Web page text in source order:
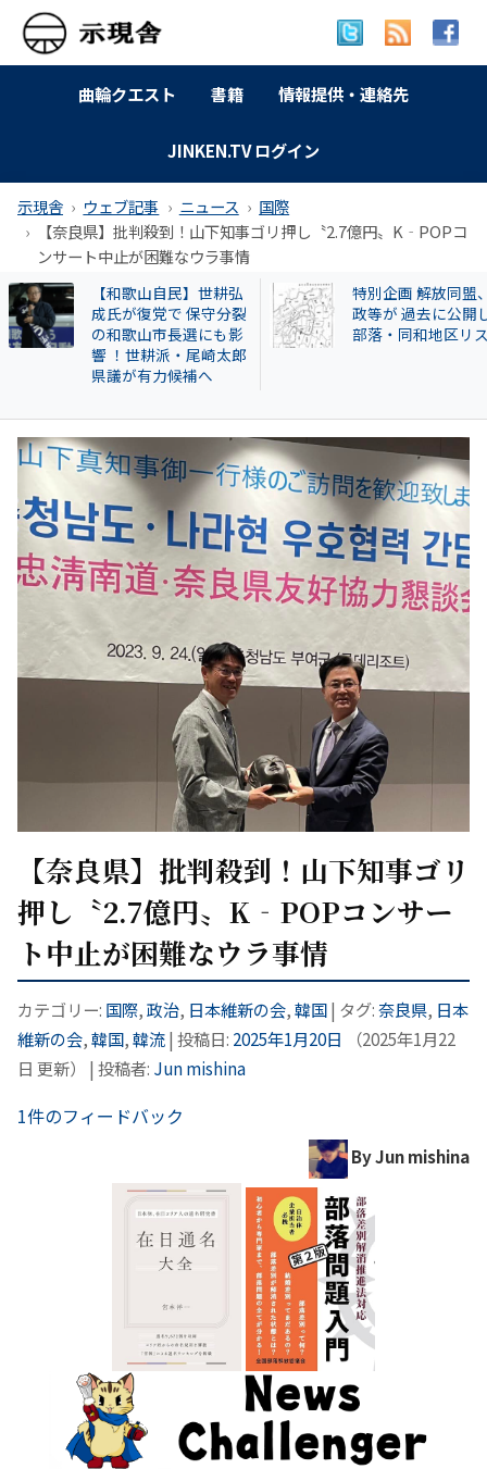
曲輪クエスト 書籍 情報提供・連絡先
JINKEN.TV ログイン
示現舎 ウェブ記事 ニュース
国際
【奈良県】批判殺到！山下知事ゴリ押し〝2.7億円〟K‐POPコ
ンサート中止が困難なウラ事情
【和歌山自民】世耕弘
成氏が復党で 保守分裂
の和歌山市長選にも影
響 ！世耕派・尾崎太郎
県議が有力候補へ
特別企画 解放同盟
政等が 過去に公開
部落・同和地区リ
【奈良県】批判殺到！山下知事ゴリ
押し〝2.7億円〟K‐POPコンサー
ト中止が困難なウラ事情
カテゴリー: 国際,政治, 日本維新の会,韓国| タグ:奈良県, 日本
維新の会,韓国,韓流| 投稿日: 2025年1月20日 （2025年1月22
日 更新） | 投稿者: Jun mishina
1件のフィードバック
By Jun mishina